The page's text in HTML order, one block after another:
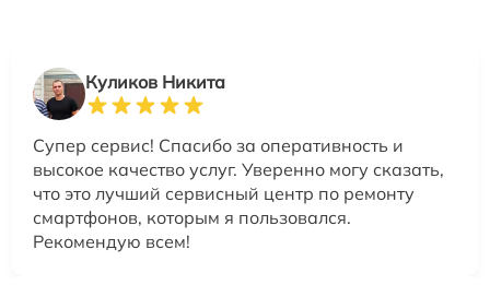
Куликов Никита
Супер сервис! Спасибо за оперативность и
высокое качество услуг. Уверенно могу сказать,
что это лучший сервисный центр по ремонту
смартфонов, которым я пользовался.
Рекомендую всем!